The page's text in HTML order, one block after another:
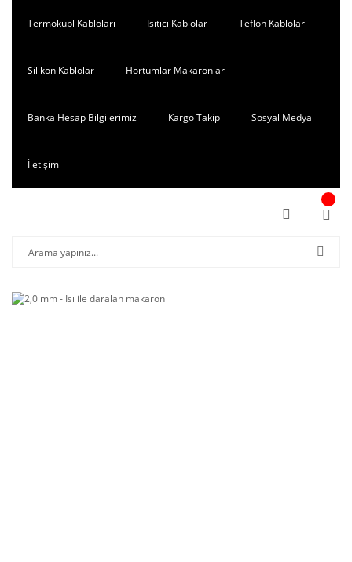
Termokupl Kabloları Isıtıcı Kablolar Teflon Kablolar
Silikon Kablolar Hortumlar Makaronlar
Banka Hesap Bilgilerimiz Kargo Takip Sosyal Medya
İletişim